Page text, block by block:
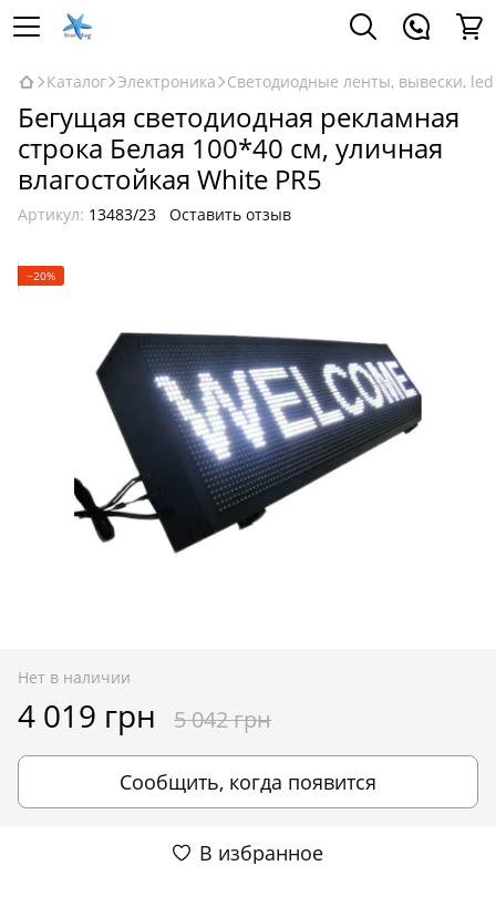
Каталог Электроника Светодиодные ленты, вывески,
Бегущая светодиодная рекламная
строка Белая 100*40 см, уличная
влагостойкая White PR5
Артикул: 13483/23 Оставить отзыв
−20%
Нет в наличии
4 019 грн 5 042 грн
Сообщить, когда появится
В избранное